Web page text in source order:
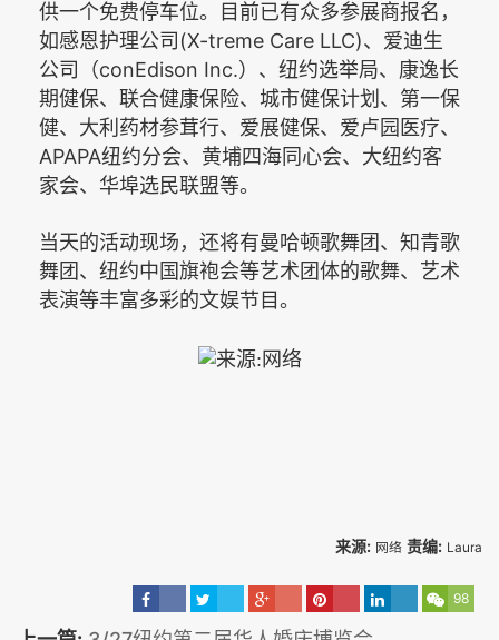
供一个免费停车位。目前已有众多参展商报名，
如感恩护理公司 (X-treme Care LLC)、爱迪生
公司（conEdison Inc.）、纽约选举局、康逸长
期健保、联合健康保险、城市健保计划、第一保
健、大利药材参茸行、爱展健保、爱卢园医疗、
APAPA纽约分会、黄埔四海同心会、大纽约客
家会、华埠选民联盟等。
当天的活动现场，还将有曼哈顿歌舞团、知青歌
舞团、纽约中国旗袍会等艺术团体的歌舞、艺术
表演等丰富多彩的文娱节目。
来源: 网络 责编: Laura
98